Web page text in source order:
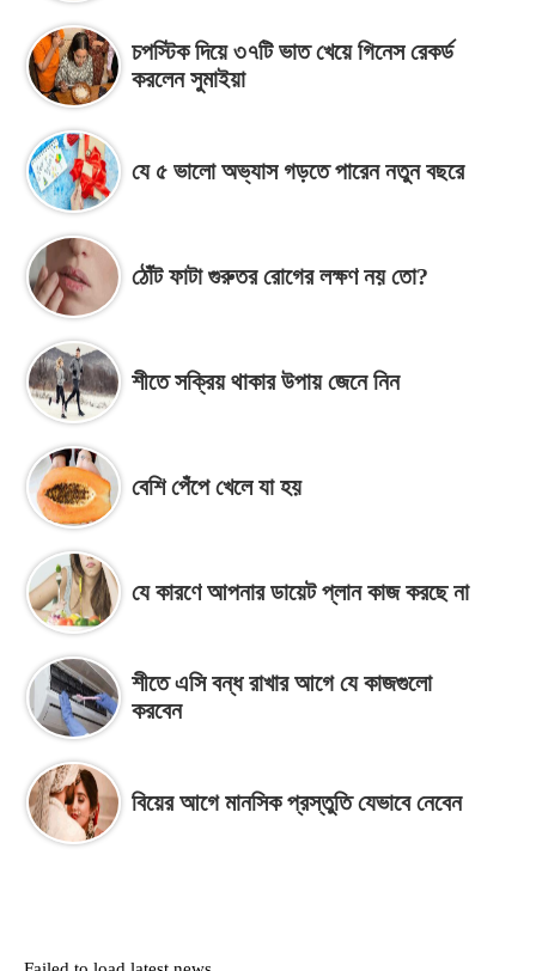
চপস্টিক দিয়ে ৩৭টি ভাত খেয়ে গিনেস রেকর্ড
করলেন সুমাইয়া
যে ৫ ভালো অভ্যাস গড়তে পারেন নতুন বছরে
ঠোঁট ফাটা গুরুতর রোগের লক্ষণ নয় তো?
শীতে সক্রিয় থাকার উপায় জেনে নিন
বেশি পেঁপে খেলে যা হয়
যে কারণে আপনার ডায়েট প্লান কাজ করছে না
শীতে এসি বন্ধ রাখার আগে যে কাজগুলো
করবেন
বিয়ের আগে মানসিক প্রস্তুতি যেভাবে নেবেন